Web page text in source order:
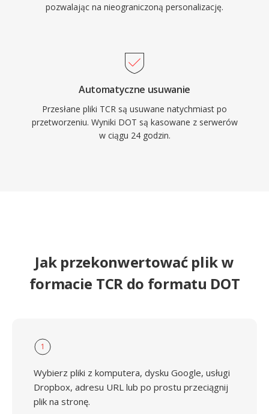
pozwalając na nieograniczoną personalizację.
Automatyczne usuwanie
Przesłane pliki TCR są usuwane natychmiast po
przetworzeniu. Wyniki DOT są kasowane z serwerów
w ciągu 24 godzin.
Jak przekonwertować plik w
formacie TCR do formatu DOT
1
Wybierz pliki z komputera, dysku Google, usługi
Dropbox, adresu URL lub po prostu przeciągnij
plik na stronę.